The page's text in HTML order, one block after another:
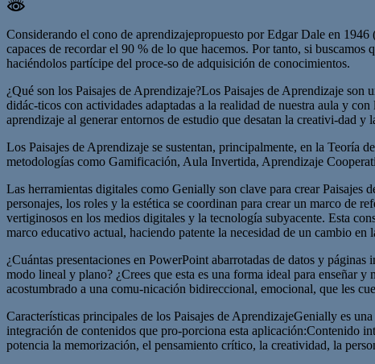
Considerando el cono de aprendizajepropuesto por Edgar Dale en
capaces de recordar el 90 % de lo que hacemos. Por tanto, si
haciéndolos partícipe del proce-so de adquisición de conocimientos.
¿Qué son los Paisajes de Aprendizaje?Los Paisajes de Aprendizaje
didác-ticos con actividades adaptadas a la realidad de nuestra aula y
aprendizaje al generar entornos de estudio que desatan la creativi-dad y
Los Paisajes de Aprendizaje se sustentan, principalmente, en la
metodologías como Gamificación, Aula Invertida, Aprendizaje
Las herramientas digitales como Genially son clave para crear
personajes, los roles y la estética se coordinan para crear un marco de
vertiginosos en los medios digitales y la tecnología subyacente. Esta
marco educativo actual, haciendo patente la necesidad de un cambio en
¿Cuántas presentaciones en PowerPoint abarrotadas de datos y
modo lineal y plano? ¿Crees que esta es una forma ideal para enseñar
acostumbrado a una comu-nicación bidireccional, emocional, que les
Características principales de los Paisajes de AprendizajeGenially es
integración de contenidos que pro-porciona esta aplicación:Contenido
potencia la memorización, el pensamiento crítico, la creatividad, la